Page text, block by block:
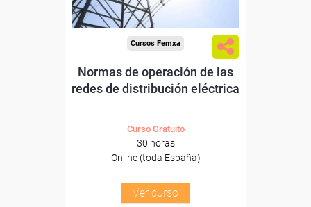
Cursos Femxa
Normas de operación de las
redes de distribución eléctrica
Curso Gratuito
30 horas
Online (toda España)
Ver curso